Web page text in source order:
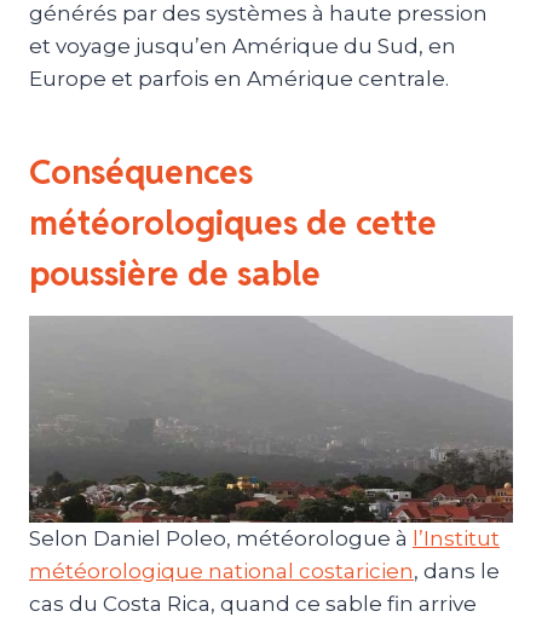
générés par des systèmes à haute pression
et voyage jusqu’en Amérique du Sud, en
Europe et parfois en Amérique centrale.
Conséquences
météorologiques de cette
poussière de sable
Selon Daniel Poleo, météorologue à l’Institut
météorologique national costaricien, dans le
cas du Costa Rica, quand ce sable fin arrive